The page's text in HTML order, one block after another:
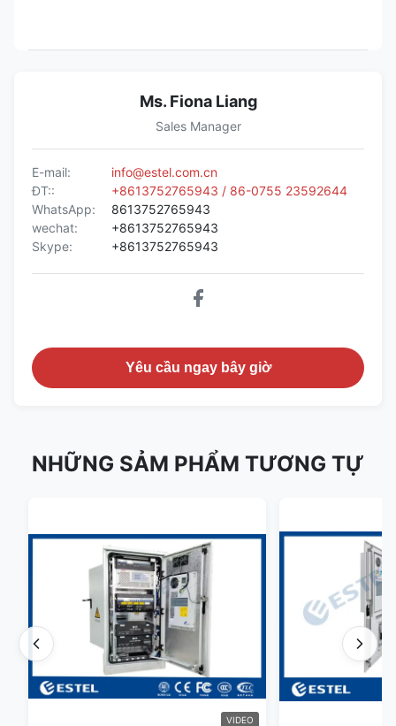
Ms. Fiona Liang
Sales Manager
E-mail:
info@estel.com.cn
ĐT::
+8613752765943 / 86-0755 23592644
WhatsApp:
8613752765943
wechat:
+8613752765943
Skype:
+8613752765943
Yêu cầu ngay bây giờ
NHỮNG SẢM PHẨM TƯƠNG TỰ
VIDEO